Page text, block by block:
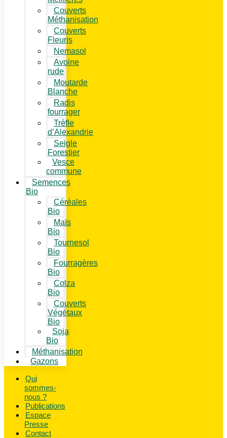
Couverts
Méthanisation
Couverts
Fleuris
Nemasol
Avoine
rude
Moutarde
Blanche
Radis
fourrager
Trèfle
d’Alexandrie
Seigle
Forestier
Vesce
commune
Semences
Bio
Céréales
Bio
Maïs
Bio
Tournesol
Bio
Fourragères
Bio
Colza
Bio
Couverts
Végétaux
Bio
Soja
Bio
Méthanisation
Gazons
Qui
sommes-
nous ?
Publications
Espace
Presse
Contact